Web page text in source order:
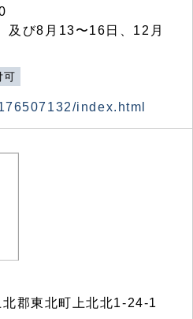
及び8月13〜16日、12月
可
index.html
郡東北町上北北1-24-1